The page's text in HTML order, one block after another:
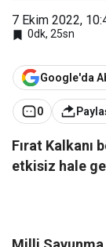
7 Ekim 2022,
0dk, 25sn
Google'da
0
Fırat Kalkanı
etkisiz hale